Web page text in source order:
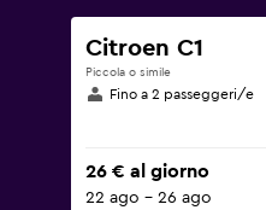
Citroen C1
Piccola o simile
Fino a 2 passeggeri/e
26 € al giorno
22 ago - 26 ago